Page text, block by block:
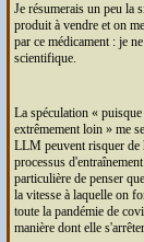
Je résumerais un peu la
produit à vendre et on
par ce médicament : je
scientifique.
La spéculation
extrêmement loin
me
LLMpeuvent risquer de
processus
particulière de penser
la vitesse à laquelle on
toute la pandémie de
manière dont elle